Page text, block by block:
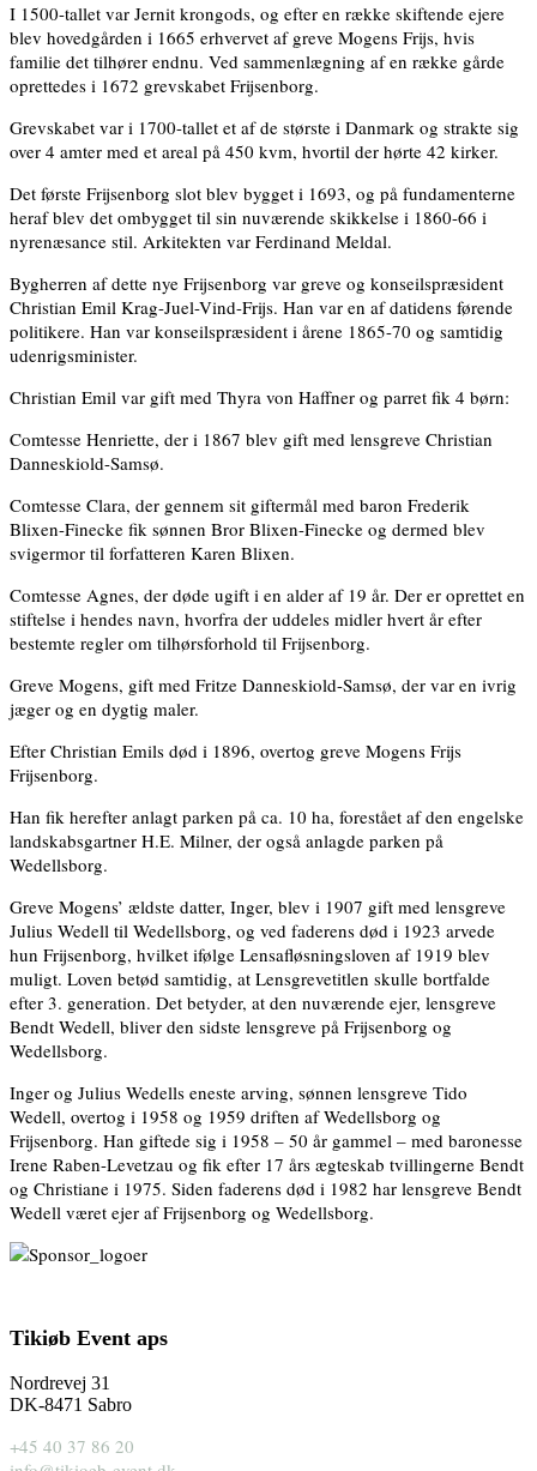
I 1500-tallet var Jernit krongods, og efter en række skiftende ejere
blev hovedgården i 1665 erhvervet af greve Mogens Frijs, hvis
familie det tilhører endnu. Ved sammenlægning af en række gårde
oprettedes i 1672 grevskabet Frijsenborg.
Grevskabet var i 1700-tallet et af de største i Danmark og strakte sig
over 4 amter med et areal på 450 kvm, hvortil der hørte 42 kirker.
Det første Frijsenborg slot blev bygget i 1693, og på fundamenterne
heraf blev det ombygget til sin nuværende skikkelse i 1860-66 i
nyrenæsance stil. Arkitekten var Ferdinand Meldal.
Bygherren af dette nye Frijsenborg var greve og konseilspræsident
Christian Emil Krag-Juel-Vind-Frijs. Han var en af datidens førende
politikere. Han var konseilspræsident i årene 1865-70 og samtidig
udenrigsminister.
Christian Emil var gift med Thyra von Haffner og parret fik 4 børn:
Comtesse Henriette, der i 1867 blev gift med lensgreve Christian
Danneskiold-Samsø.
Comtesse Clara, der gennem sit giftermål med baron Frederik
Blixen-Finecke fik sønnen Bror Blixen-Finecke og dermed blev
svigermor til forfatteren Karen Blixen.
Comtesse Agnes, der døde ugift i en alder af 19 år. Der er oprettet en
stiftelse i hendes navn, hvorfra der uddeles midler hvert år efter
bestemte regler om tilhørsforhold til Frijsenborg.
Greve Mogens, gift med Fritze Danneskiold-Samsø, der var en ivrig
jæger og en dygtig maler.
Efter Christian Emils død i 1896, overtog greve Mogens Frijs
Frijsenborg.
Han fik herefter anlagt parken på ca. 10 ha, forestået af den engelske
landskabsgartner H.E. Milner, der også anlagde parken på
Wedellsborg.
Greve Mogens’ ældste datter, Inger, blev i 1907 gift med lensgreve
Julius Wedell til Wedellsborg, og ved faderens død i 1923 arvede
hun Frijsenborg, hvilket ifølge Lensafløsningsloven af 1919 blev
muligt. Loven betød samtidig, at Lensgrevetitlen skulle bortfalde
efter 3. generation. Det betyder, at den nuværende ejer, lensgreve
Bendt Wedell, bliver den sidste lensgreve på Frijsenborg og
Wedellsborg.
Inger og Julius Wedells eneste arving, sønnen lensgreve Tido
Wedell, overtog i 1958 og 1959 driften af Wedellsborg og
Frijsenborg. Han giftede sig i 1958 – 50 år gammel – med baronesse
Irene Raben-Levetzau og fik efter 17 års ægteskab tvillingerne Bendt
og Christiane i 1975. Siden faderens død i 1982 har lensgreve Bendt
Wedell været ejer af Frijsenborg og Wedellsborg.
Tikiøb Event aps
Nordrevej 31
DK-8471 Sabro
+45 40 37 86 20